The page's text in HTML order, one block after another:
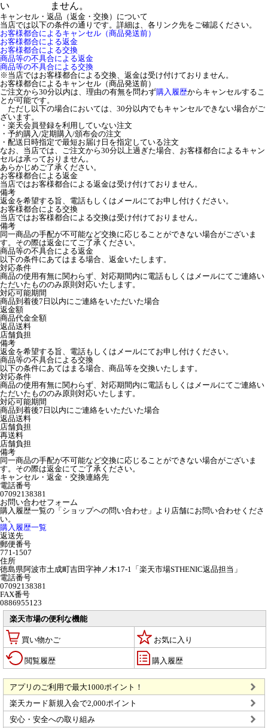
い
ません。
キャンセル・返品（返金・交換）について
当店では以下の条件の通りです。詳細は、各リンク先をご確認ください。
お客様都合によるキャンセル（商品発送前）
お客様都合による返金
お客様都合による交換
商品等の不具合による返金
商品等の不具合による交換
※当店ではお客様都合による交換、返金は受け付けておりません。
お客様都合によるキャンセル（商品発送前）
ご注文から30分以内は、理由の有無を問わず購入履歴からキャンセルするこ
とが可能です。
ただし以下の場合においては、30分以内でもキャンセルできない場合がご
ざいます。
・楽天会員登録を利用していない注文
・予約購入/定期購入/頒布会の注文
・配送日時指定で最短お届け日を指定している注文
なお、当店では、ご注文から30分以上過ぎた場合、お客様都合によるキャン
セルは承っておりません。
あらかじめご了承ください。
お客様都合による返金
当店ではお客様都合による返金は受け付けておりません。
備考
返金を希望する旨、電話もしくはメールにてお申し付けください。
お客様都合による交換
当店ではお客様都合による交換は受け付けておりません。
備考
同一商品の手配が不可能など交換に応じることができない場合がございま
す。その際は返金にてご了承ください。
商品等の不具合による返金
以下の条件にあてはまる場合、返金いたします。
対応条件
商品の使用有無に関わらず、対応期間内に電話もしくはメールにてご連絡い
ただいたもののみ原則対応いたします。
対応可能期間
商品到着後7日以内にご連絡をいただいた場合
返金額
商品代金全額
返品送料
店舗負担
備考
返金を希望する旨、電話もしくはメールにてお申し付けください。
商品等の不具合による交換
以下の条件にあてはまる場合、商品等を交換いたします。
対応条件
商品の使用有無に関わらず、対応期間内に電話もしくはメールにてご連絡い
ただいたもののみ原則対応いたします。
対応可能期間
商品到着後7日以内にご連絡をいただいた場合
返品送料
店舗負担
再送料
店舗負担
備考
同一商品の手配が不可能など交換に応じることができない場合がございま
す。その際は返金にてご了承ください。
キャンセル・返金・交換連絡先
電話番号
07092138381
お問い合わせフォーム
購入履歴一覧の「ショップヘの問い合わせ」より店舗にお問い合わせくださ
い。
購入履歴一覧
返送先
郵便番号
771-1507
住所
徳島県阿波市土成町吉田字神ノ木17-1「楽天市場STHENIC返品担当」
電話番号
07092138381
FAX番号
0886955123
楽天市場の便利な機能
買い物かご お気に入り
閲覧履歴 購入履歴
アプリのご利用で最大1000ポイント！
楽天カード新規入会で2,000ポイント
安心・安全への取り組み